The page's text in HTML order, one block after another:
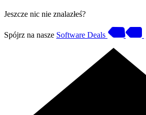
Jeszcze nic nie znalazłeś?
Spójrz na nasze Software Deals